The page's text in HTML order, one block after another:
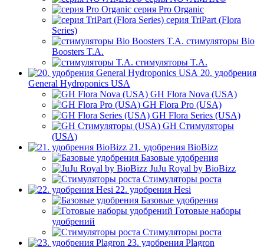
серия Pro Organic
серия TriPart (Flora
Series)
стимуляторы Bio
Boosters T.A.
стимуляторы T.A.
20. удобрения
General Hydroponics USA
GH Flora Nova (USA)
GH Flora Pro (USA)
GH Flora Series (USA)
GH Стимуляторы
(USA)
21. удобрения BioBizz
Базовые удобрения
JuJu Royal by BioBizz
Стимуляторы роста
22. удобрения Hesi
Базовые удобрения
Готовые наборы
удобрений
Стимуляторы роста
23. удобрения Plagron